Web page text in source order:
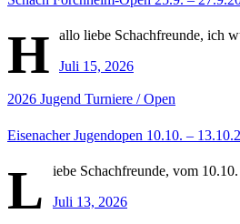
H
allo liebe Schachfreunde, ich
Juli 15, 2026
2026 Jugend Turniere / Open
Eisenacher Jugendopen 10.10. –
L
iebe Schachfreunde, vom
Juli 13, 2026